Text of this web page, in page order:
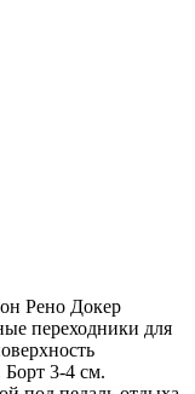
Рено Докер
переходники для
3-4 см.